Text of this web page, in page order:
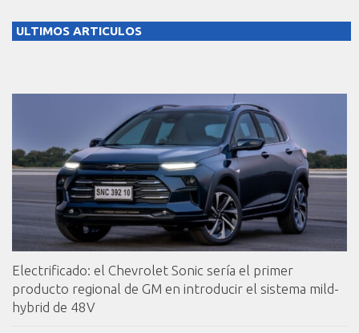
ULTIMOS ARTICULOS
Electrificado: el Chevrolet Sonic sería el primer
producto regional de GM en introducir el sistema mild-
hybrid de 48V